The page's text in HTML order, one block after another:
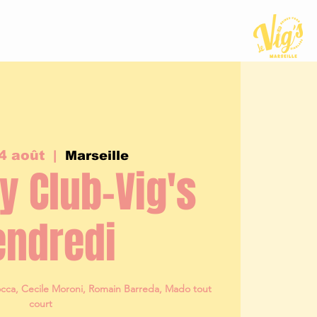
août
  |
Marseille
Club-Vig's
Cecile Moroni, Romain Barreda, Mado tout
court